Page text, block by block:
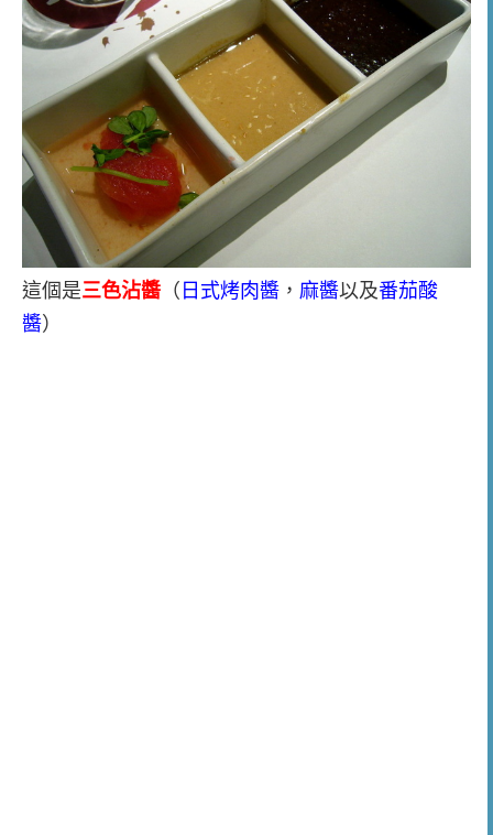
這個是三色沾醬 （日式烤肉醬 ， 麻醬以及番茄酸
醬）